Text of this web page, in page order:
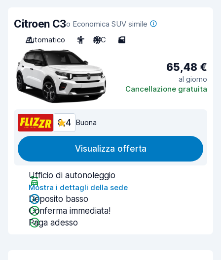
Citroen C3o Economica SUV simile
Automatico
5 A/C 5
65,48 €
al giorno
Cancellazione gratuita
8,4 Buona
Visualizza offerta
Ufficio di autonoleggio
Mostra i dettagli della sede
Deposito basso
Conferma immediata!
Paga adesso